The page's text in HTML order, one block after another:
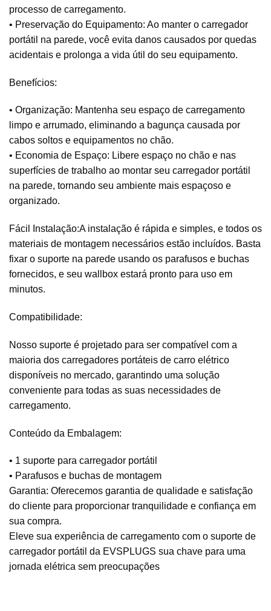
processo de carregamento.
• Preservação do Equipamento: Ao manter o carregador
portátil na parede, você evita danos causados por quedas
acidentais e prolonga a vida útil do seu equipamento.
Benefícios:
• Organização: Mantenha seu espaço de carregamento
limpo e arrumado, eliminando a bagunça causada por
cabos soltos e equipamentos no chão.
• Economia de Espaço: Libere espaço no chão e nas
superfícies de trabalho ao montar seu carregador portátil
na parede, tornando seu ambiente mais espaçoso e
organizado.
Fácil Instalação:A instalação é rápida e simples, e todos os
materiais de montagem necessários estão incluídos. Basta
fixar o suporte na parede usando os parafusos e buchas
fornecidos, e seu wallbox estará pronto para uso em
minutos.
Compatibilidade:
Nosso suporte é projetado para ser compatível com a
maioria dos carregadores portáteis de carro elétrico
disponíveis no mercado, garantindo uma solução
conveniente para todas as suas necessidades de
carregamento.
Conteúdo da Embalagem:
• 1 suporte para carregador portátil
• Parafusos e buchas de montagem
Garantia: Oferecemos garantia de qualidade e satisfação
do cliente para proporcionar tranquilidade e confiança em
sua compra.
Eleve sua experiência de carregamento com o suporte de
carregador portátil da EVSPLUGS sua chave para uma
jornada elétrica sem preocupações